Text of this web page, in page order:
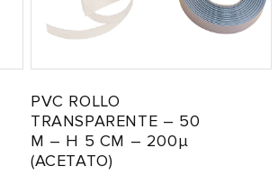
PVC ROLLO
TRANSPARENTE – 50
M – H 5 CM – 200µ
(ACETATO)